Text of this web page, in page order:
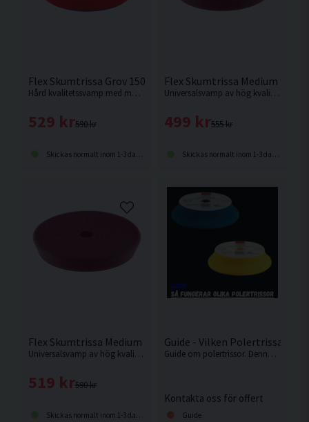
Flex Skumtrissa Grov 150/180mm 2-pack
Hård kvalitetssvamp med maximal slipeffekt.
590 kr
529 kr
Skickas normalt inom 1-3 dagar
Flex Skumtrissa Medium 125/
Universalsvamp av hög kvalitet med slitstarkt, långlivat skum.
555 kr
499 kr
Skickas normalt inom 1-3 dagar
Flex Skumtrissa Medium 150/180mm 2-pack
Universalsvamp av hög kvalitet med slitstarkt, långlivat skum.
590 kr
519 kr
Skickas normalt inom 1-3 dagar
Guide - Vilken Polertrissa ska
Guide om polertrissor. Denna guide är skriven för polersystem från Rupes.
Kontakta oss för offert
Guide